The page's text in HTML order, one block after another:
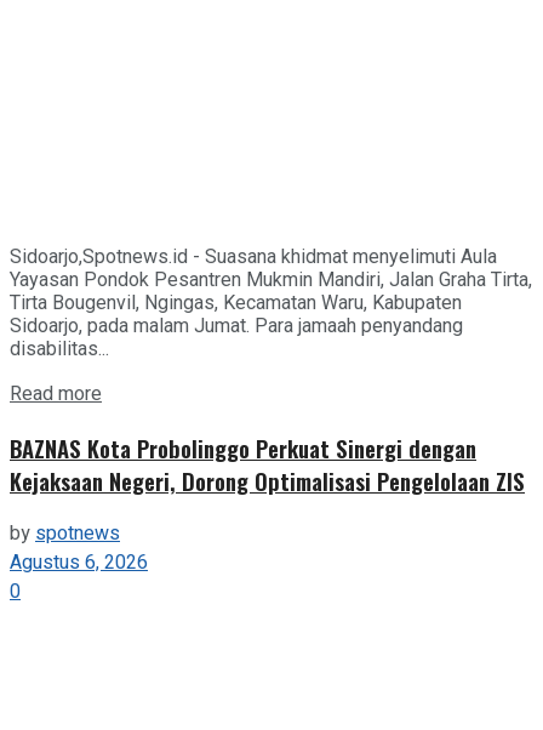
Sidoarjo,Spotnews.id - Suasana khidmat menyelimuti Aula
Yayasan Pondok Pesantren Mukmin Mandiri, Jalan Graha Tirta,
Tirta Bougenvil, Ngingas, Kecamatan Waru, Kabupaten
Sidoarjo, pada malam Jumat. Para jamaah penyandang
disabilitas...
Read more
BAZNAS Kota Probolinggo Perkuat Sinergi dengan
Kejaksaan Negeri, Dorong Optimalisasi Pengelolaan ZIS
byspotnews
Agustus 6, 2026
0